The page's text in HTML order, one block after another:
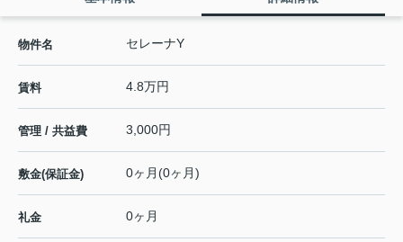
物件名 セレーナY
賃料 4.8万円
管理 / 共益費 3,000円
敷金(保証金) 0ヶ月(0ヶ月)
礼金 0ヶ月